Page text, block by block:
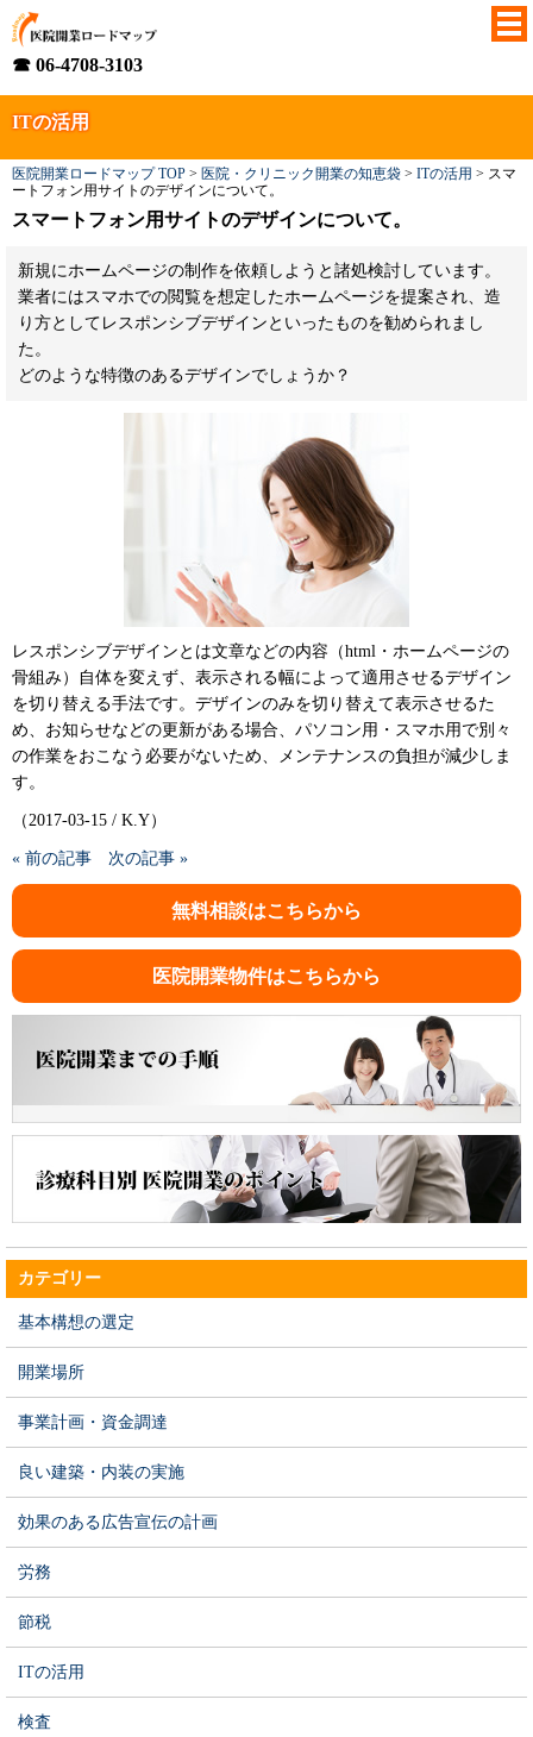
☎ 06-4708-3103
ITの活用
医院開業ロードマップ TOP > 医院・クリニック開業の知恵袋 > ITの活用 > スマ
ートフォン用サイトのデザインについて。
スマートフォン用サイトのデザインについて。
新規にホームページの制作を依頼しようと諸処検討しています。
業者にはスマホでの閲覧を想定したホームページを提案され、造
り方としてレスポンシブデザインといったものを勧められまし
た。
どのような特徴のあるデザインでしょうか？
レスポンシブデザインとは文章などの内容（html・ホームページの
骨組み）自体を変えず、表示される幅によって適用させるデザイン
を切り替える手法です。デザインのみを切り替えて表示させるた
め、お知らせなどの更新がある場合、パソコン用・スマホ用で別々
の作業をおこなう必要がないため、メンテナンスの負担が減少しま
す。
（2017-03-15 / K.Y）
« 前の記事 次の記事 »
無料相談はこちらから
医院開業物件はこちらから
カテゴリー
基本構想の選定
開業場所
事業計画・資金調達
良い建築・内装の実施
効果のある広告宣伝の計画
労務
節税
ITの活用
検査